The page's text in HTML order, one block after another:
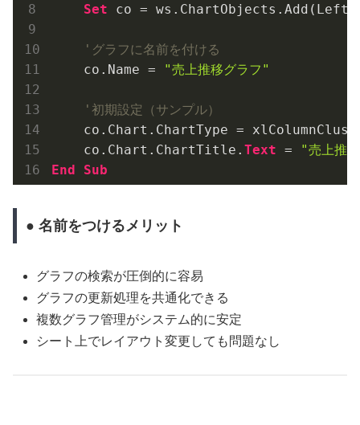
Set co =
'グラフに名前を付ける
    co.Name =
"売上推移グラフ"
'初期設定（サンプル）
co.Chart.ChartType =
    co.Chart.ChartTitle.
Text =
"売上推
End
Sub
● 名前をつけるメリット
グラフの検索が圧倒的に容易
グラフの更新処理を共通化できる
複数グラフ管理がシステム的に安定
シート上でレイアウト変更しても問題なし